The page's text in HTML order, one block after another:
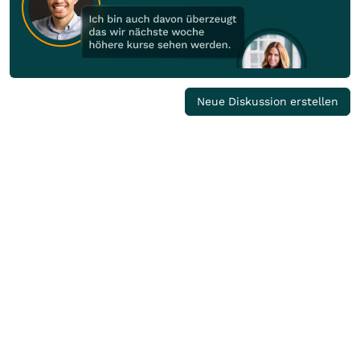
Neue Diskussion erstellen